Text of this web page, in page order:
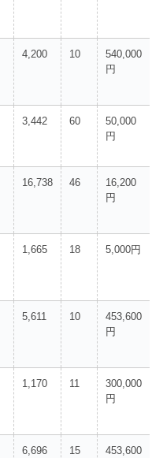
4,200 10
540,000
円
3,442 60
50,000
円
16,738 46
16,200
円
1,665 18 5,000円
5,611 10
453,600
円
1,170 11
300,000
円
6,696 15
453,600